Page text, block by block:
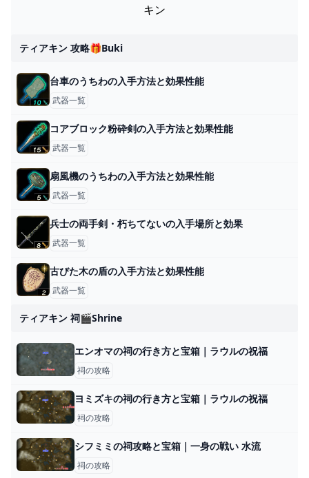
キン
ティアキン 攻略🎁buki
台車のうちわの入手方法と効果性能
武器一覧
コアブロック粉砕剣の入手方法と効果性能
武器一覧
扇風機のうちわの入手方法と効果性能
武器一覧
兵士の両手剣・朽ちてないの入手場所と効果
武器一覧
古びた木の盾の入手方法と効果性能
武器一覧
ティアキン 祠🎬shrine
エンオマの祠の行き方と宝箱｜ラウルの祝福
祠の攻略
ヨミズキの祠の行き方と宝箱｜ラウルの祝福
祠の攻略
シフミミの祠攻略と宝箱｜一身の戦い 水流
祠の攻略